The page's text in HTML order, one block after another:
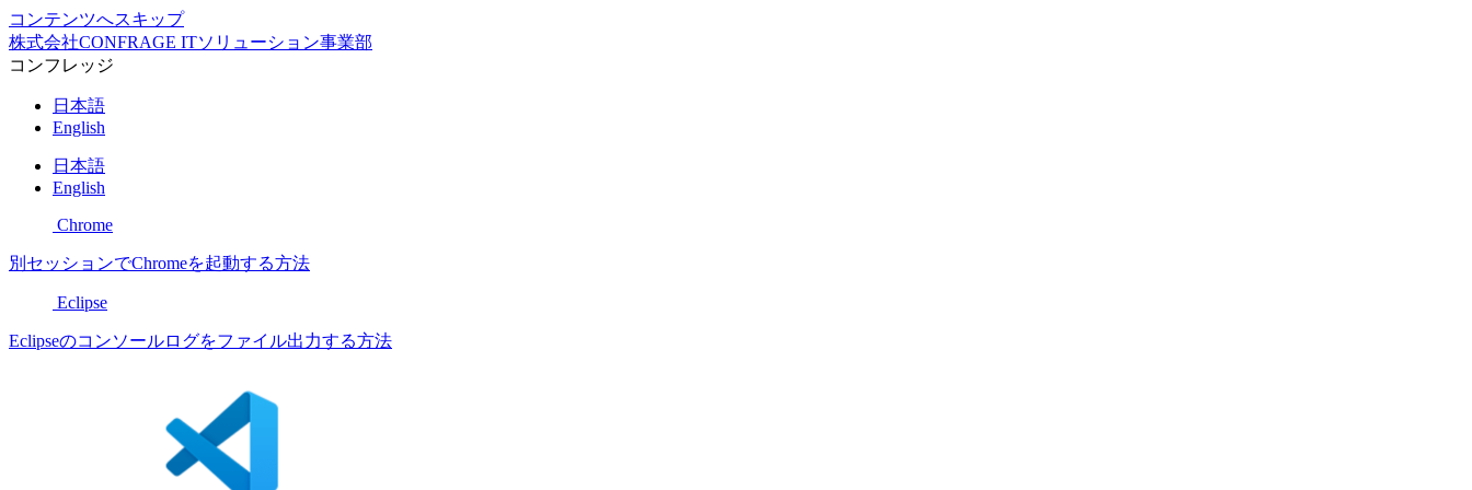
コンテンツへスキップ
株式会社CONFRAGE ITソリューション事業部
コンフレッジ
日本語
English
日本語
English
Chrome
別セッションでChromeを起動する方法
Eclipse
Eclipseのコンソールログをファイル出力する方法